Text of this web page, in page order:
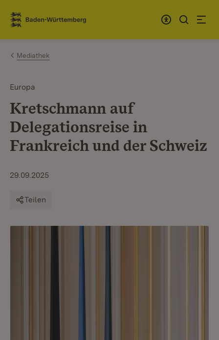
Zum Inhalt springen
Link zur Startseite
Mediathek
Europa
Kretschmann auf
Delegationsreise in
Frankreich und der Schweiz
29.09.2025
Teilen